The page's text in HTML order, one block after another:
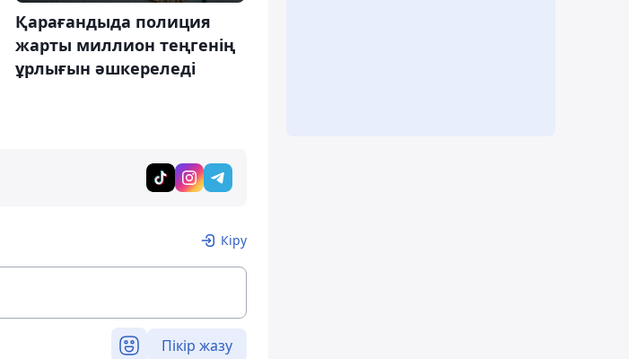
Қарағандыда полиция
жарты миллион теңгенің
ұрлығын әшкереледі
Кіру
Пікір жазу